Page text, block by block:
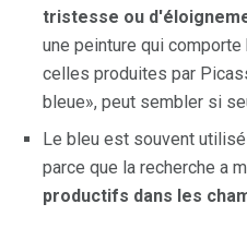
tristesse ou
une peinture qui
celles produites par
bleue», peut sembler si
Le bleu est souvent
parce que la recherche a
productifs dans les